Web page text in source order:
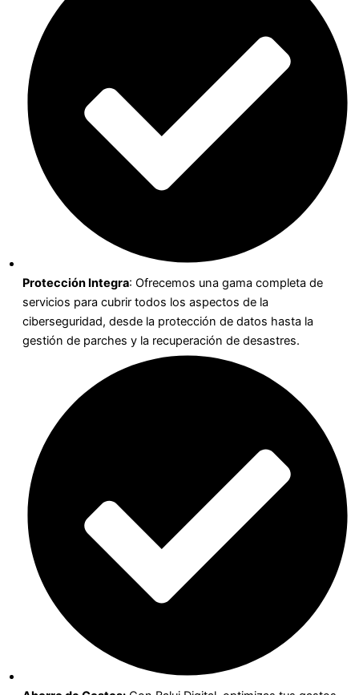
Protección Integra: Ofrecemos una gama completa de
servicios para cubrir todos los aspectos de la
ciberseguridad, desde la protección de datos hasta la
gestión de parches y la recuperación de desastres.